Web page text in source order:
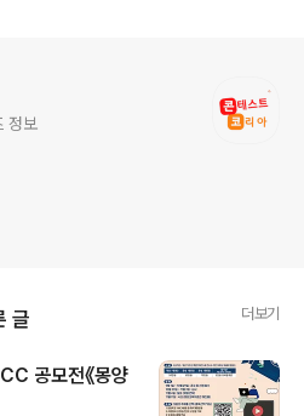
정보
글 더보기
공모전《몽양